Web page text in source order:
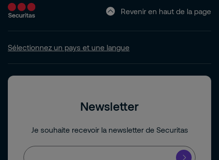
Revenir en haut de la page
Sélectionnez un pays et une langue
Newsletter
Je souhaite recevoir la newsletter de Securitas